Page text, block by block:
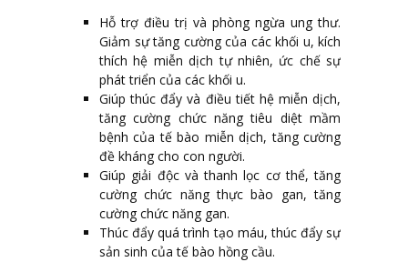
Hỗ trợ điều trị và phòng ngừa ung thư.
Giảm sự tăng cường của các khối u, kích
thích hệ miễn dịch tự nhiên, ức chế sự
phát triển của các khối u.
Giúp thúc đẩy và điều tiết hệ miễn dịch,
tăng cường chức năng tiêu diệt mầm
bệnh của tế bào miễn dịch, tăng cường
đề kháng cho con người.
Giúp giải độc và thanh lọc cơ thể, tăng
cường chức năng thực bào gan, tăng
cường chức năng gan.
Thúc đẩy quá trình tạo máu, thúc đẩy sự
sản sinh của tế bào hồng cầu.